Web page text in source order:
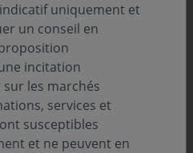
Perspectives
dans lespetites
, dans le nouveau hors-
, à travers l’interview de
Responsable de l’équipe
et Antoine Peyronnet,
uniquement et
un conseil en
incitation
les marchés
services et
susceptibles
et ne peuvent en